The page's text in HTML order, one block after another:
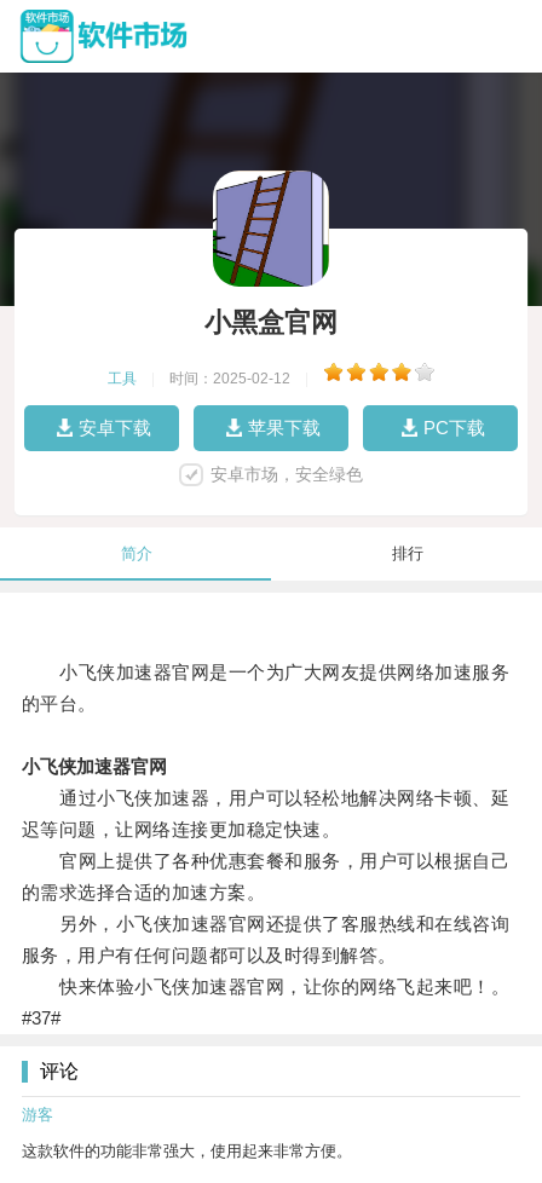
小黑盒官网
工具 时间：2025-02-12
安卓下载 苹果下载 PC下载
安卓市场，安全绿色
简介 排行
小飞侠加速器官网是一个为广大网友提供网络加速服务
的平台。
小飞侠加速器官网
通过小飞侠加速器，用户可以轻松地解决网络卡顿、延
迟等问题，让网络连接更加稳定快速。
官网上提供了各种优惠套餐和服务，用户可以根据自己
的需求选择合适的加速方案。
另外，小飞侠加速器官网还提供了客服热线和在线咨询
服务，用户有任何问题都可以及时得到解答。
快来体验小飞侠加速器官网，让你的网络飞起来吧！。
#37#
评论
游客
这款软件的功能非常强大，使用起来非常方便。